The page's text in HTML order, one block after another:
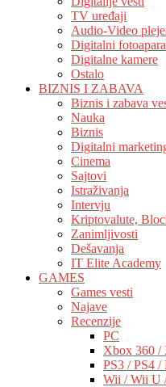
TV uređaji
Audio-Video
Digitalni
Digitalne kamere
Ostalo
BIZNIS I ZABAVA
Biznis i zabava
Nauka
Biznis
Digitalni
Cinema
Sajtovi
Istraživanja
Intervju
Kriptovalute,
Zanimljivosti
Dešavanja
IT Elite Academy
GAMES
Games vesti
Najave
Recenzije
PC
Xbox 360 /
PS3 / PS4 /
Wii / Wii U